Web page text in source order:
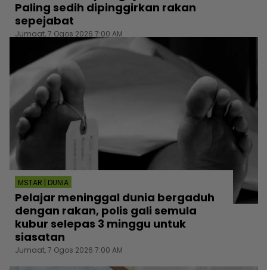
Paling sedih dipinggirkan rakan
sepejabat
Jumaat, 7 Ogos 2026 7:00 AM
MSTAR | DUNIA
Pelajar meninggal dunia bergaduh
dengan rakan, polis gali semula
kubur selepas 3 minggu untuk
siasatan
Jumaat, 7 Ogos 2026 7:00 AM